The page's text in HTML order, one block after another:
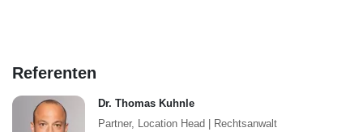
Referenten
Dr. Thomas Kuhnle
Partner, Location Head
Rechtsanwalt